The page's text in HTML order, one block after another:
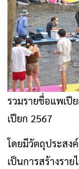
รวมรายชื่อแพเปี
เปียก 2567
โดยมีวัตถุประสง
เป็นการสร้างรา